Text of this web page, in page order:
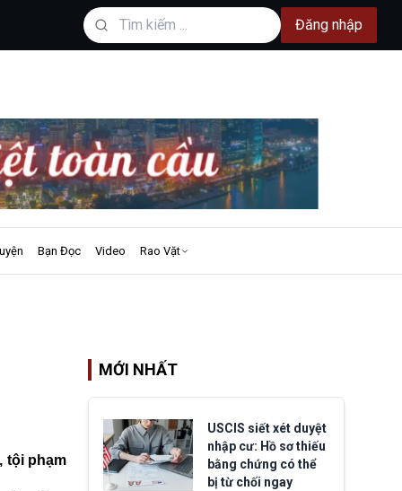
Đăng nhập
Bạn Đọc Video Rao Vặt
tội phạm
MỚI NHẤT
USCIS siết xét duyệt
nhập cư: Hồ sơ thiếu
bằng chứng có thể
bị từ chối ngay